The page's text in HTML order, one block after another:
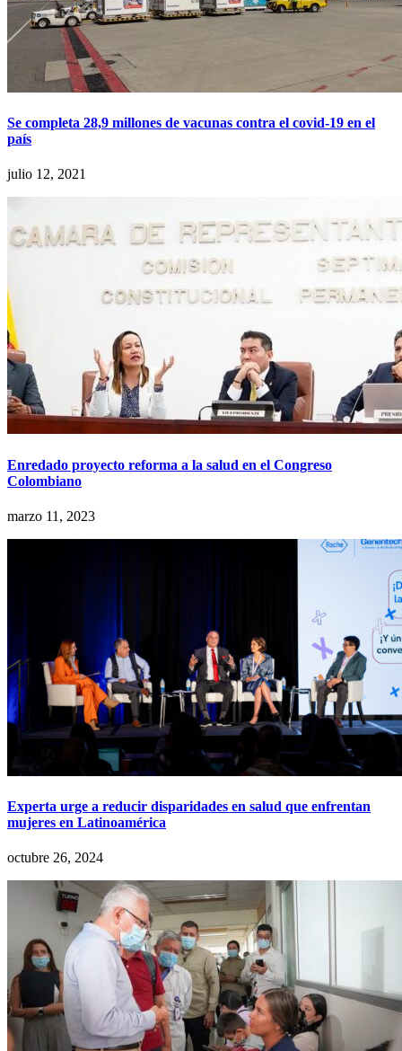
Se completa 28,9 millones de vacunas contra el covid-19 en el
país
julio 12, 2021
Enredado proyecto reforma a la salud en el Congreso
Colombiano
marzo 11, 2023
Experta urge a reducir disparidades en salud que enfrentan
mujeres en Latinoamérica
octubre 26, 2024